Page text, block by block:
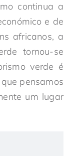
continua a
e de
africanos, a
tornou-se
verde é
pensamos
um lugar